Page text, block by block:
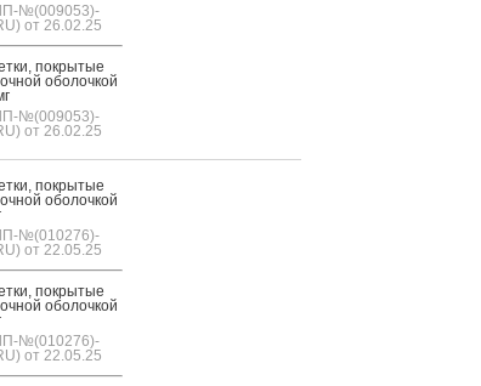
№(009053)-
от 26.02.25
пок­ры­тые
обо­лоч­кой
№(009053)-
от 26.02.25
пок­ры­тые
обо­лоч­кой
№(010276)-
от 22.05.25
пок­ры­тые
обо­лоч­кой
№(010276)-
от 22.05.25